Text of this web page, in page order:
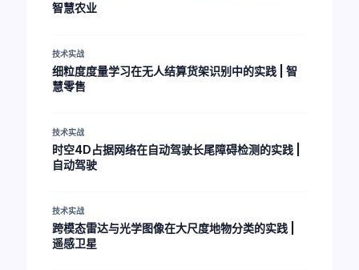
智慧农业
技术实战
细粒度度量学习在无人结算货架识别中的实践 | 智
慧零售
技术实战
时空4D占据网络在自动驾驶长尾障碍检测的实践 |
自动驾驶
技术实战
跨模态雷达与光学图像在大尺度地物分类的实践 |
遥感卫星